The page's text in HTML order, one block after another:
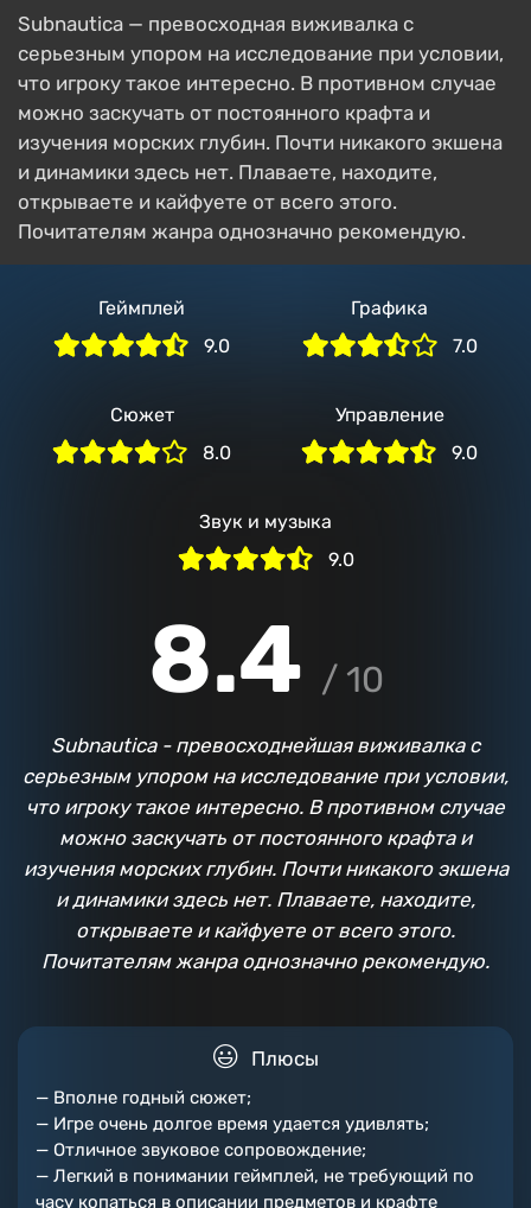
Subnautica — превосходная виживалка с
серьезным упором на исследование при условии,
что игроку такое интересно. В противном случае
можно заскучать от постоянного крафта и
изучения морских глубин. Почти никакого экшена
и динамики здесь нет. Плаваете, находите,
открываете и кайфуете от всего этого.
Почитателям жанра однозначно рекомендую.
Сюжет
8.0
Управление
9.0
Звук и музыка
9.0
Геймплей
9.0
Графика
7.0
8.4 / 10
Subnautica - превосходнейшая виживалка с
серьезным упором на исследование при условии,
что игроку такое интересно. В противном случае
можно заскучать от постоянного крафта и
изучения морских глубин. Почти никакого экшена
и динамики здесь нет. Плаваете, находите,
открываете и кайфуете от всего этого.
Почитателям жанра однозначно рекомендую.
Плюсы
— Вполне годный сюжет;
— Игре очень долгое время удается удивлять;
— Отличное звуковое сопровождение;
— Легкий в понимании геймплей, не требующий по
часу копаться в описании предметов и крафте